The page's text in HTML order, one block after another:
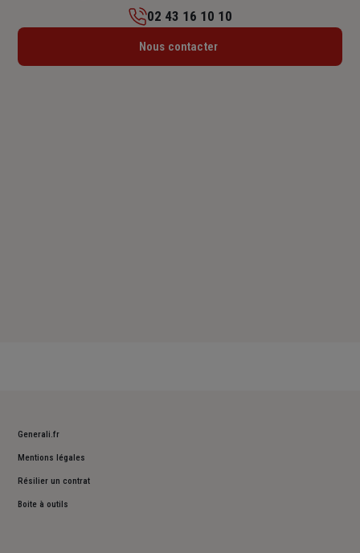
Lundi : 09h – 12h / 14h – 18h
02 43 16 10 10
Nous contacter
Generali.fr
Mentions légales
Résilier un contrat
Boite à outils